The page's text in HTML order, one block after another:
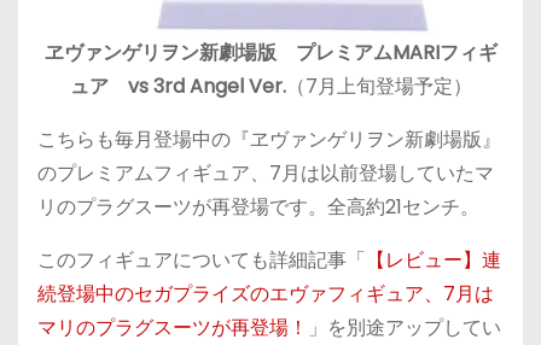
ヱヴァンゲリヲン新劇場版 プレミアムMARIフィギ
ュア vs 3rd Angel Ver.（7月上旬登場予定）
こちらも毎月登場中の『ヱヴァンゲリヲン新劇場版』
のプレミアムフィギュア、7月は以前登場していたマ
リのプラグスーツが再登場です。全高約21センチ。
このフィギュアについても詳細記事「 【レビュー】連
続登場中のセガプライズのエヴァフィギュア、7月は
マリのプラグスーツが再登場！ 」を別途アップしてい